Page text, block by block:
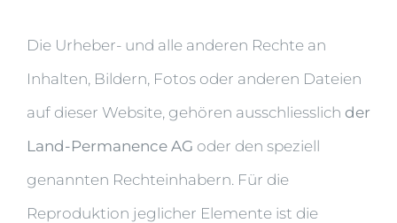
Die Urheber- und alle anderen Rechte an
Inhalten, Bildern, Fotos oder anderen Dateien
auf dieser Website, gehören ausschliesslich der
Land-Permanence AG oder den speziell
genannten Rechteinhabern. Für die
Reproduktion jeglicher Elemente ist die